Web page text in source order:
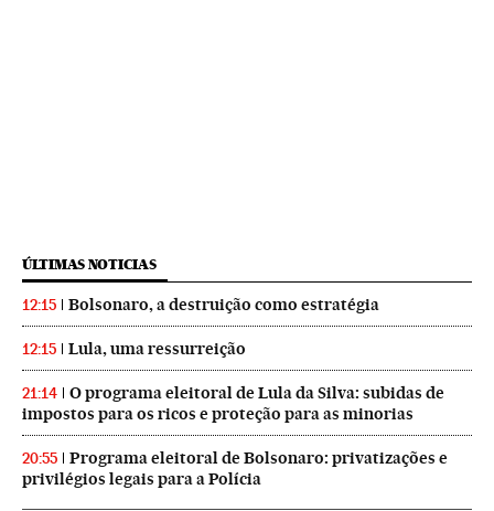
ÚLTIMAS NOTICIAS
12:15 Bolsonaro, a destruição como estratégia
12:15 Lula, uma ressurreição
21:14
O programa eleitoral de Lula da Silva: subidas de
impostos para os ricos e proteção para as minorias
20:55
Programa eleitoral de Bolsonaro: privatizações e
privilégios legais para a Polícia